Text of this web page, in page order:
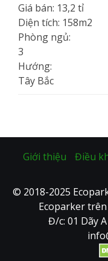
Giá bán: 13,2 tỉ
Diện tích: 158m2
Phòng ngủ:
3
Hướng:
Tây Bắc
Giới thiệu Điều
© 2018-2025
Ecoparker trên
Đ/c: 01 Dãy